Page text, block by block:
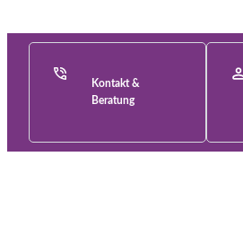
Kontakt &
Beratung